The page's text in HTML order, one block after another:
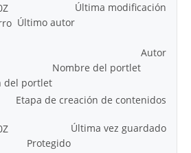
Última modificación
Último autor
Autor
Nombre del portlet
del portlet
Etapa de creación de contenidos
Última vez guardado
Protegido